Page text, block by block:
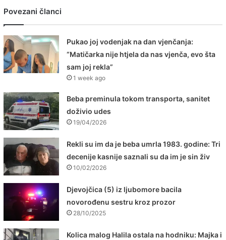
Povezani članci
Pukao joj vodenjak na dan vjenčanja:
“Matičarka nije htjela da nas vjenča, evo šta
sam joj rekla”
1 week ago
Beba preminula tokom transporta, sanitet
doživio udes
19/04/2026
Rekli su im da je beba umrla 1983. godine: Tri
decenije kasnije saznali su da im je sin živ
10/02/2026
Djevojčica (5) iz ljubomore bacila
novorođenu sestru kroz prozor
28/10/2025
Kolica malog Halila ostala na hodniku: Majka i